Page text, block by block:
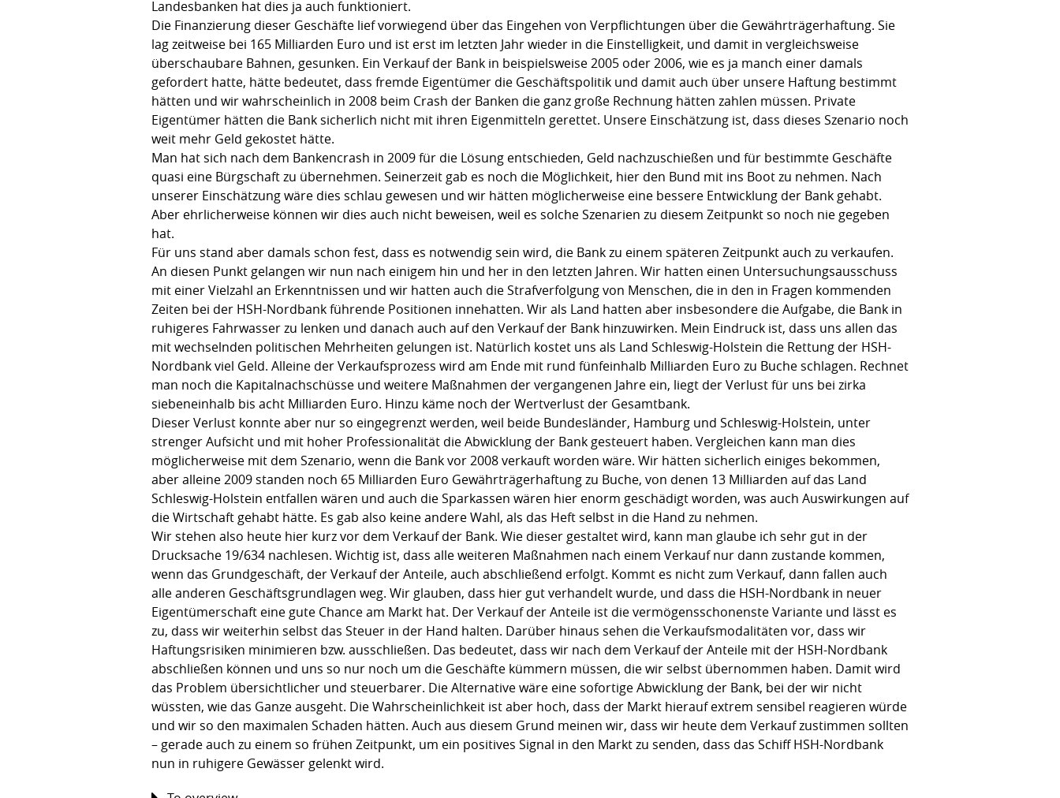
Landesbanken hat dies ja auch funktioniert.
Die Finanzierung dieser Geschäfte lief vorwiegend über das Eingehen von Verpflichtungen über die Gewährträgerhaftung. Sie
lag zeitweise bei 165 Milliarden Euro und ist erst im letzten Jahr wieder in die Einstelligkeit, und damit in vergleichsweise
überschaubare Bahnen, gesunken. Ein Verkauf der Bank in beispielsweise 2005 oder 2006, wie es ja manch einer damals
gefordert hatte, hätte bedeutet, dass fremde Eigentümer die Geschäftspolitik und damit auch über unsere Haftung bestimmt
hätten und wir wahrscheinlich in 2008 beim Crash der Banken die ganz große Rechnung hätten zahlen müssen. Private
Eigentümer hätten die Bank sicherlich nicht mit ihren Eigenmitteln gerettet. Unsere Einschätzung ist, dass dieses Szenario noch
weit mehr Geld gekostet hätte.
Man hat sich nach dem Bankencrash in 2009 für die Lösung entschieden, Geld nachzuschießen und für bestimmte Geschäfte
quasi eine Bürgschaft zu übernehmen. Seinerzeit gab es noch die Möglichkeit, hier den Bund mit ins Boot zu nehmen. Nach
unserer Einschätzung wäre dies schlau gewesen und wir hätten möglicherweise eine bessere Entwicklung der Bank gehabt.
Aber ehrlicherweise können wir dies auch nicht beweisen, weil es solche Szenarien zu diesem Zeitpunkt so noch nie gegeben
hat.
Für uns stand aber damals schon fest, dass es notwendig sein wird, die Bank zu einem späteren Zeitpunkt auch zu verkaufen.
An diesen Punkt gelangen wir nun nach einigem hin und her in den letzten Jahren. Wir hatten einen Untersuchungsausschuss
mit einer Vielzahl an Erkenntnissen und wir hatten auch die Strafverfolgung von Menschen, die in den in Fragen kommenden
Zeiten bei der HSH-Nordbank führende Positionen innehatten. Wir als Land hatten aber insbesondere die Aufgabe, die Bank in
ruhigeres Fahrwasser zu lenken und danach auch auf den Verkauf der Bank hinzuwirken. Mein Eindruck ist, dass uns allen das
mit wechselnden politischen Mehrheiten gelungen ist. Natürlich kostet uns als Land Schleswig-Holstein die Rettung der HSH-
Nordbank viel Geld. Alleine der Verkaufsprozess wird am Ende mit rund fünfeinhalb Milliarden Euro zu Buche schlagen. Rechnet
man noch die Kapitalnachschüsse und weitere Maßnahmen der vergangenen Jahre ein, liegt der Verlust für uns bei zirka
siebeneinhalb bis acht Milliarden Euro. Hinzu käme noch der Wertverlust der Gesamtbank.
Dieser Verlust konnte aber nur so eingegrenzt werden, weil beide Bundesländer, Hamburg und Schleswig-Holstein, unter
strenger Aufsicht und mit hoher Professionalität die Abwicklung der Bank gesteuert haben. Vergleichen kann man dies
möglicherweise mit dem Szenario, wenn die Bank vor 2008 verkauft worden wäre. Wir hätten sicherlich einiges bekommen,
aber alleine 2009 standen noch 65 Milliarden Euro Gewährträgerhaftung zu Buche, von denen 13 Milliarden auf das Land
Schleswig-Holstein entfallen wären und auch die Sparkassen wären hier enorm geschädigt worden, was auch Auswirkungen auf
die Wirtschaft gehabt hätte. Es gab also keine andere Wahl, als das Heft selbst in die Hand zu nehmen.
Wir stehen also heute hier kurz vor dem Verkauf der Bank. Wie dieser gestaltet wird, kann man glaube ich sehr gut in der
Drucksache 19/634 nachlesen. Wichtig ist, dass alle weiteren Maßnahmen nach einem Verkauf nur dann zustande kommen,
wenn das Grundgeschäft, der Verkauf der Anteile, auch abschließend erfolgt. Kommt es nicht zum Verkauf, dann fallen auch
alle anderen Geschäftsgrundlagen weg. Wir glauben, dass hier gut verhandelt wurde, und dass die HSH-Nordbank in neuer
Eigentümerschaft eine gute Chance am Markt hat. Der Verkauf der Anteile ist die vermögensschonenste Variante und lässt es
zu, dass wir weiterhin selbst das Steuer in der Hand halten. Darüber hinaus sehen die Verkaufsmodalitäten vor, dass wir
Haftungsrisiken minimieren bzw. ausschließen. Das bedeutet, dass wir nach dem Verkauf der Anteile mit der HSH-Nordbank
abschließen können und uns so nur noch um die Geschäfte kümmern müssen, die wir selbst übernommen haben. Damit wird
das Problem übersichtlicher und steuerbarer. Die Alternative wäre eine sofortige Abwicklung der Bank, bei der wir nicht
wüssten, wie das Ganze ausgeht. Die Wahrscheinlichkeit ist aber hoch, dass der Markt hierauf extrem sensibel reagieren würde
und wir so den maximalen Schaden hätten. Auch aus diesem Grund meinen wir, dass wir heute dem Verkauf zustimmen sollten
– gerade auch zu einem so frühen Zeitpunkt, um ein positives Signal in den Markt zu senden, dass das Schiff HSH-Nordbank
nun in ruhigere Gewässer gelenkt wird.